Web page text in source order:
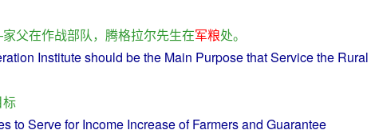
家父在作战部队， 腾格拉尔先生在军粮处。
Institute should be the Main PurposethatServicethe Rural
标
toServefor Income Increase ofFarmersand Guarantee